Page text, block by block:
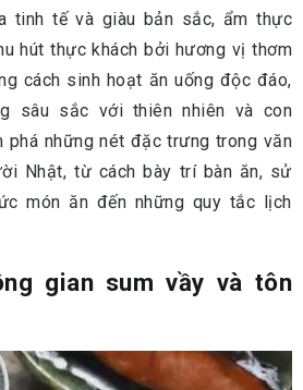
tinh tế và giàu bản sắc, ẩm thực
hút thực khách bởi hương vị thơm
cách sinh hoạt ăn uống độc đáo,
sâu sắc với thiên nhiên và con
phá những nét đặc trưng trong văn
Nhật, từ cách bày trí bàn ăn, sử
món ăn đến những quy tắc lịch
gian sum vầy và tôn